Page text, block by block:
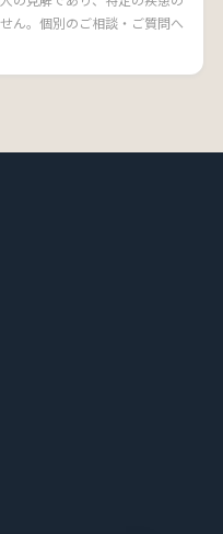
ん。個別のご相談・ご質問へ